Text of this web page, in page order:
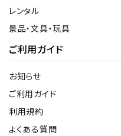
レンタル
景品・文具・玩具
ご利用ガイド
お知らせ
ご利用ガイド
利用規約
よくある質問